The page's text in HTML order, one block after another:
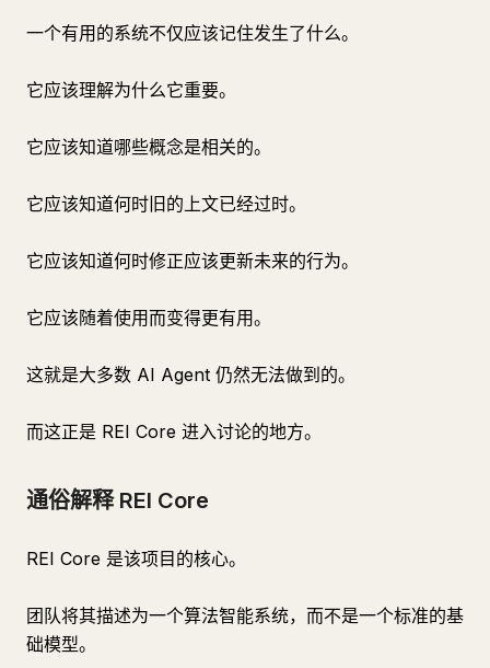
一个有用的系统不仅应该记住发生了什么。
它应该理解为什么它重要。
它应该知道哪些概念是相关的。
它应该知道何时旧的上文已经过时。
它应该知道何时修正应该更新未来的行为。
它应该随着使用而变得更有用。
这就是大多数 AI Agent 仍然无法做到的。
而这正是 REI Core 进入讨论的地方。
通俗解释 REI Core
REI Core 是该项目的核心。
团队将其描述为一个算法智能系统，而不是一个标准的基
础模型。